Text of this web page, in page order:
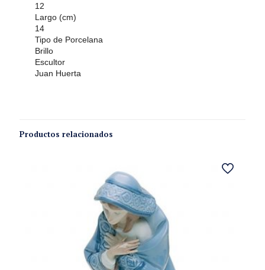
12
Largo (cm)
14
Tipo de Porcelana
Brillo
Escultor
Juan Huerta
Productos relacionados